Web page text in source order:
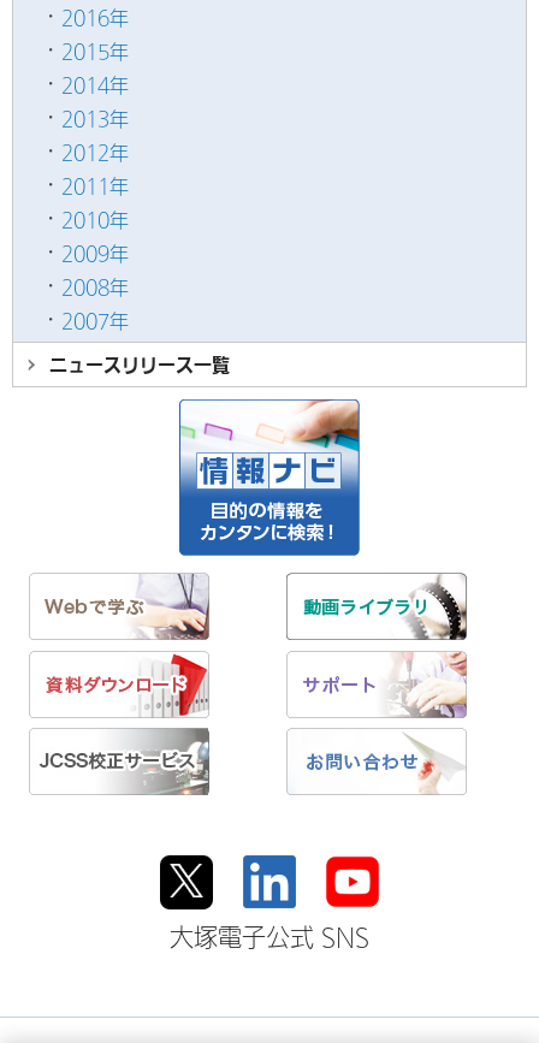
2016年
2015年
2014年
2013年
2012年
2011年
2010年
2009年
2008年
2007年
ニュースリリース一覧
大塚電子公式 SNS